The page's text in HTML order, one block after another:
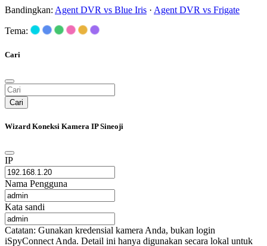
Bandingkan: Agent DVR vs Blue Iris · Agent DVR vs Frigate
Tema:
Cari
Cari
Wizard Koneksi Kamera IP Sineoji
IP
Nama Pengguna
Kata sandi
Catatan: Gunakan kredensial kamera Anda, bukan login
iSpyConnect Anda. Detail ini hanya digunakan secara lokal untuk